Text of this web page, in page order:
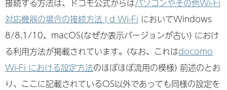
接続する方法は、ドコモ公式からはパソコンやその他Wi-Fi
対応機器の場合の接続方法 | d Wi-Fi においてWindows
8/8.1/10、macOS(なぜか表示バージョンが古い) におけ
る利用方法が掲載されています。(なお、これはdocomo
Wi-Fi における設定方法のほぼほぼ流用の模様) 前述のとお
り、ここに記載されているOS以外であっても同様の設定を